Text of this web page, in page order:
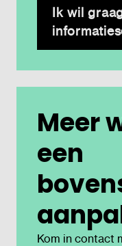
Ik wil
Meer
een
Kom in contact